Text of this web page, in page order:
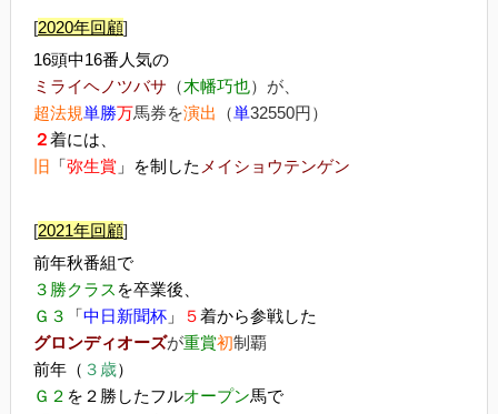
[2020年回顧]
16頭中16番人気の
ミライヘノツバサ （木幡巧也）が、
超法規単勝万馬券を演出 （単32550円）
２着には、
旧 「弥生賞」を制した メイショウテンゲン
[2021年回顧]
前年秋番組で
３勝クラス を卒業後、
Ｇ３
「中日新聞杯」 ５着から参戦した
グロンディオーズが重賞初制覇
前年（ ３歳）
Ｇ２ を２勝したフルオープン馬で